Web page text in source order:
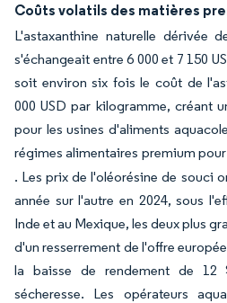
Coûts volatils des matières
L'astaxanthine naturelle dérivée
s'échangeait entre 6 000 et 7 150
soit environ six fois le coût de
000 USD par kilogramme, créant
pour les usines d'aliments
régimes alimentaires premium
. Les prix de l'oléorésine de souci
année sur l'autre en 2024, sous
Inde et au Mexique, les deux plus
d'un resserrement de l'offre
la baisse de rendement de
sécheresse. Les opérateurs